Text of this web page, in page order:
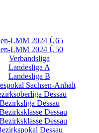
LMM 2024 Ü65
LMM 2024 Ü50
Verbandsliga
Landesliga A
Landesliga B
Sachsen-Anhalt
Dessau
Bezirksliga Dessau
Dessau
Dessau
Dessau